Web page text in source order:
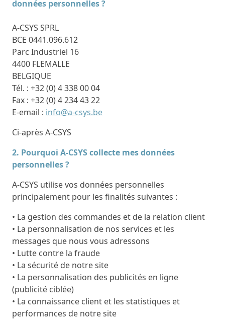
données personnelles ?
A-CSYS SPRL
BCE 0441.096.612
Parc Industriel 16
4400 FLEMALLE
BELGIQUE
Tél. : +32 (0) 4 338 00 04
Fax : +32 (0) 4 234 43 22
E-email : info@a-csys.be
Ci-après A-CSYS
2. Pourquoi A-CSYS collecte mes données
personnelles ?
A-CSYS utilise vos données personnelles
principalement pour les finalités suivantes :
• La gestion des commandes et de la relation client
• La personnalisation de nos services et les
messages que nous vous adressons
• Lutte contre la fraude
• La sécurité de notre site
• La personnalisation des publicités en ligne
(publicité ciblée)
• La connaissance client et les statistiques et
performances de notre site